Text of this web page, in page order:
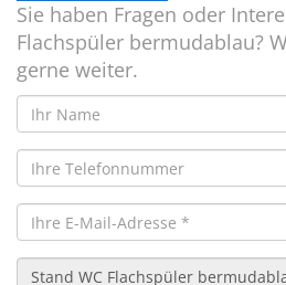
Sie haben Fragen oder
Flachspüler bermudablau?
gerne weiter.